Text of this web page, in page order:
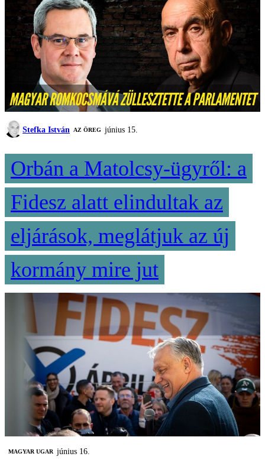
Stefka István AZ ÖREG június 15.
Orbán a Matolcsy-ügyről: a
Fidesz alatt elindultak az
eljárások, meglátjuk az új
kormány mire jut
MAGYAR UGAR június 16.